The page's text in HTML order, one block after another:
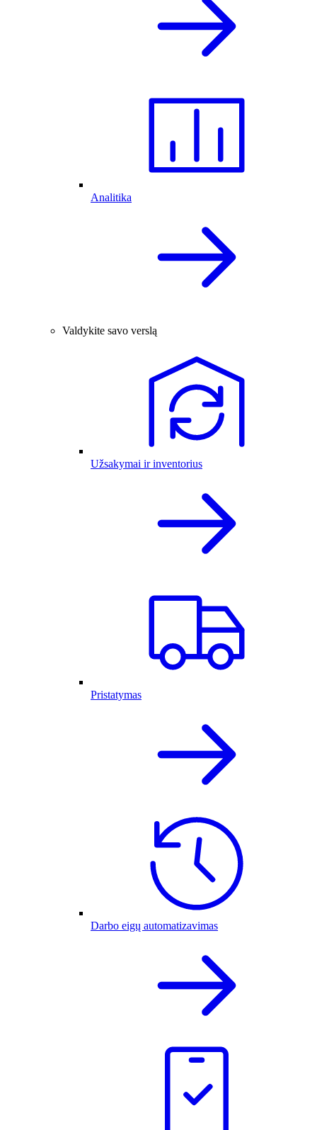
Analitika
Valdykite savo verslą
Užsakymai ir inventorius
Pristatymas
Darbo eigų automatizavimas